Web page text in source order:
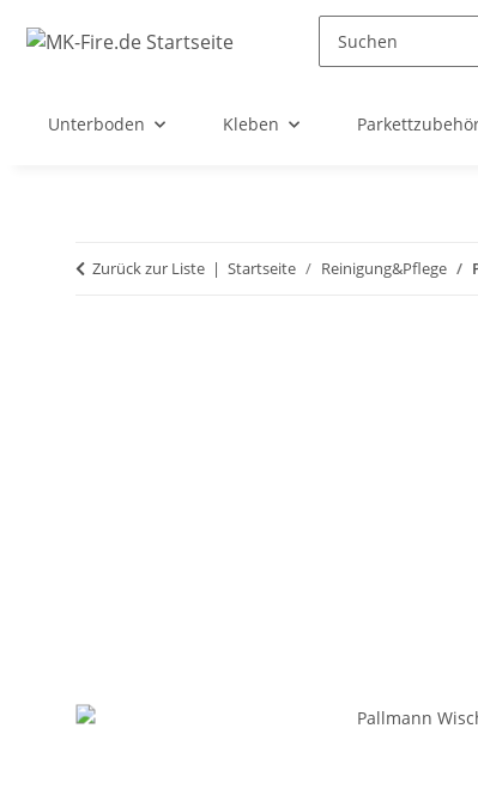
Unterboden Kleben
Zurück zur Liste Startseite Reinigung&Pflege